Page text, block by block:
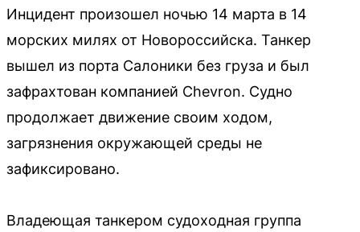
Инцидент произошел ночью 14 марта в 14
морских милях от Новороссийска. Танкер
вышел из порта Салоники без груза и был
зафрахтован компанией Chevron. Судно
продолжает движение своим ходом,
загрязнения окружающей среды не
зафиксировано.
Владеющая танкером судоходная группа